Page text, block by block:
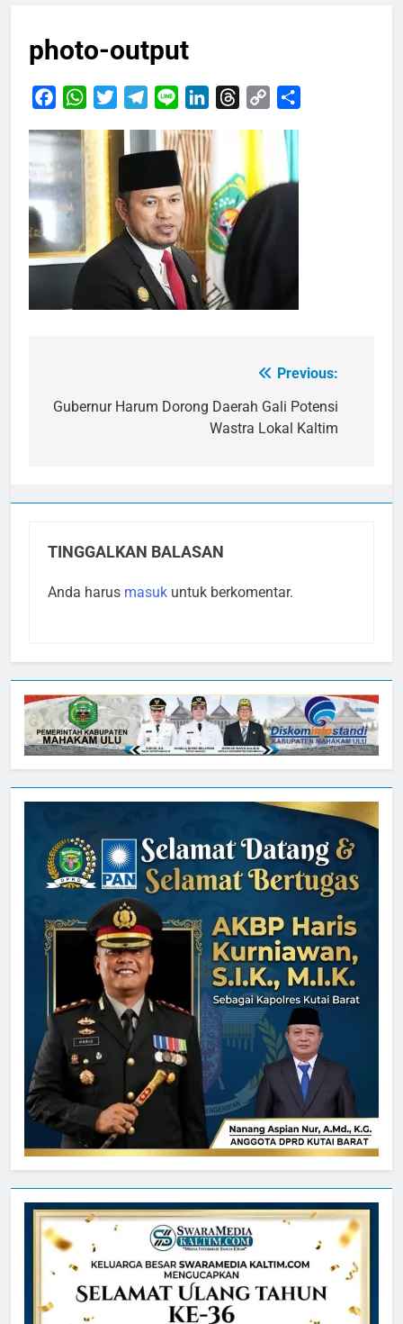
photo-output
FacebookWhatsApp
TwitterTelegram
Line LinkedInThreads
Copy
pos
Previous:
Gubernur Harum Dorong Daerah Gali Potensi
Wastra Lokal Kaltim
TINGGALKAN BALASAN
Anda harus masuk untuk berkomentar.